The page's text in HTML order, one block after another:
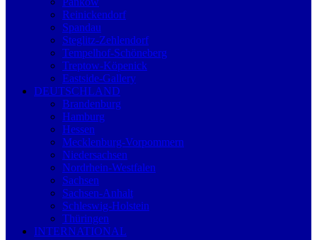
Reinickendorf
Spandau
Steglitz-Zehlendorf
Tempelhof-Schöneberg
Treptow-Köpenick
Eastside-Gallery
DEUTSCHLAND
Brandenburg
Hamburg
Hessen
Mecklenburg-Vorpommern
Niedersachsen
Nordrhein-Westfalen
Sachsen
Sachsen-Anhalt
Schleswig-Holstein
Thüringen
INTERNATIONAL